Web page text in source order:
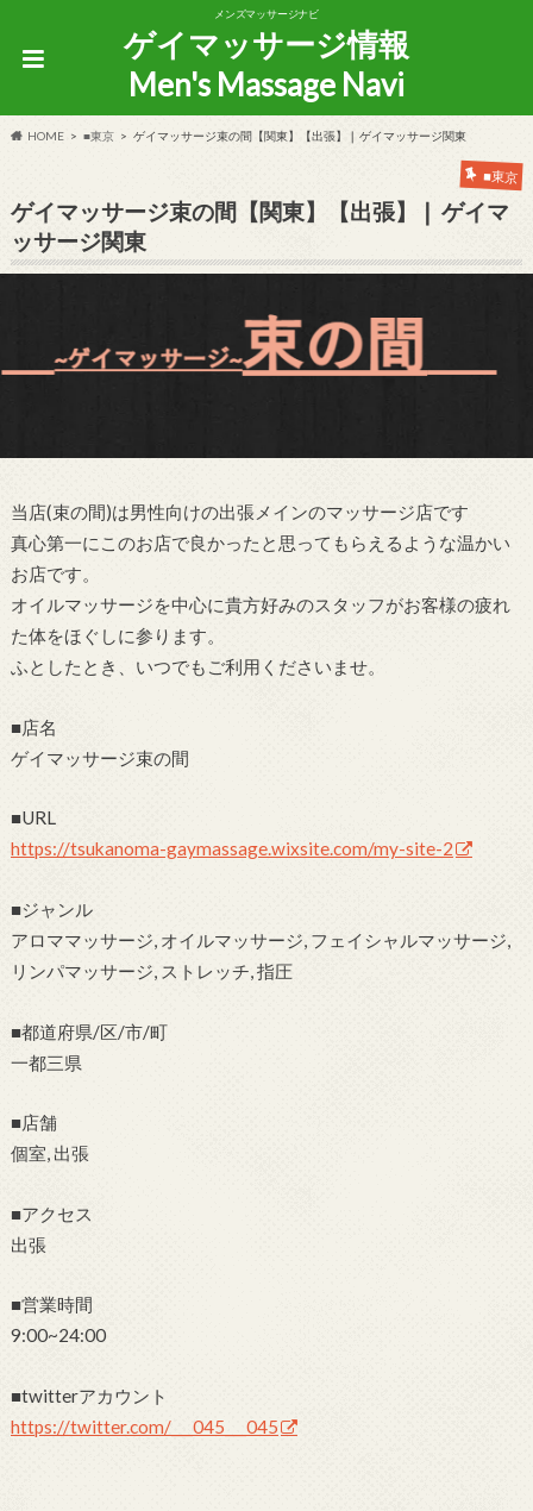
メンズマッサージナビ
ゲイマッサージ情報
Men's Massage Navi
HOME ■東京 ゲイマッサージ束の間【関東】【出張】❘ ゲイマッサージ関東
■東京
ゲイマッサージ束の間【関東】【出張】❘ ゲイマ
ッサージ関東
当店(束の間)は男性向けの出張メインのマッサージ店です
真心第一にこのお店で良かったと思ってもらえるような温かい
お店です。
オイルマッサージを中心に貴方好みのスタッフがお客様の疲れ
た体をほぐしに参ります。
ふとしたとき、いつでもご利用くださいませ。
■店名
ゲイマッサージ束の間
■URL
https://tsukanoma-gaymassage.wixsite.com/my-site-2
■ジャンル
アロママッサージ, オイルマッサージ, フェイシャルマッサージ,
リンパマッサージ, ストレッチ, 指圧
■都道府県/区/市/町
一都三県
■店舗
個室, 出張
■アクセス
出張
■営業時間
9:00~24:00
■twitterアカウント
https://twitter.com/___045___045